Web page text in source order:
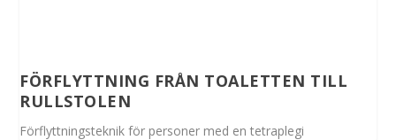
FÖRFLYTTNING FRÅN TOALETTEN TILL
RULLSTOLEN
Förflyttningsteknik för personer med en tetraplegi